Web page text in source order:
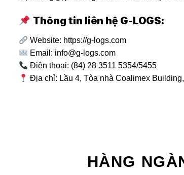
Thông tin liên hệ G-LOGS:
Website: https://g-logs.com
Email: info@g-logs.com
Điện thoại: (84) 28 3511 5354/5455
Địa chỉ: Lầu 4, Tòa nhà Coalimex
HÀNG